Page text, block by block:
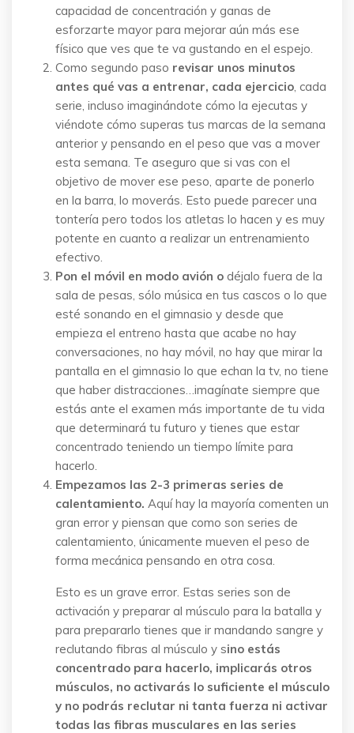
capacidad de concentración y ganas de
esforzarte mayor para mejorar aún más ese
físico que ves que te va gustando en el espejo.
Como segundo paso revisar unos minutos
antes qué vas a entrenar, cada ejercicio, cada
serie, incluso imaginándote cómo la ejecutas y
viéndote cómo superas tus marcas de la semana
anterior y pensando en el peso que vas a mover
esta semana. Te aseguro que si vas con el
objetivo de mover ese peso, aparte de ponerlo
en la barra, lo moverás. Esto puede parecer una
tontería pero todos los atletas lo hacen y es muy
potente en cuanto a realizar un entrenamiento
efectivo.
Pon el móvil en modo avión o déjalo fuera de la
sala de pesas, sólo música en tus cascos o lo que
esté sonando en el gimnasio y desde que
empieza el entreno hasta que acabe no hay
conversaciones, no hay móvil, no hay que mirar la
pantalla en el gimnasio lo que echan la tv, no tiene
que haber distracciones…imagínate siempre que
estás ante el examen más importante de tu vida
que determinará tu futuro y tienes que estar
concentrado teniendo un tiempo límite para
hacerlo.
Empezamos las 2-3 primeras series de
calentamiento. Aquí hay la mayoría comenten un
gran error y piensan que como son series de
calentamiento, únicamente mueven el peso de
forma mecánica pensando en otra cosa.
Esto es un grave error. Estas series son de
activación y preparar al músculo para la batalla y
para prepararlo tienes que ir mandando sangre y
reclutando fibras al músculo y sino estás
concentrado para hacerlo, implicarás otros
músculos, no activarás lo suficiente el músculo
y no podrás reclutar ni tanta fuerza ni activar
todas las fibras musculares en las series